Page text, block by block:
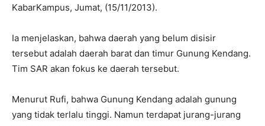
KabarKampus, Jumat, (15/11/2013).
Ia menjelaskan, bahwa daerah yang belum disisir
tersebut adalah daerah barat dan timur Gunung Kendang.
Tim SAR akan fokus ke daerah tersebut.
Menurut Rufi, bahwa Gunung Kendang adalah gunung
yang tidak terlalu tinggi. Namun terdapat jurang-jurang